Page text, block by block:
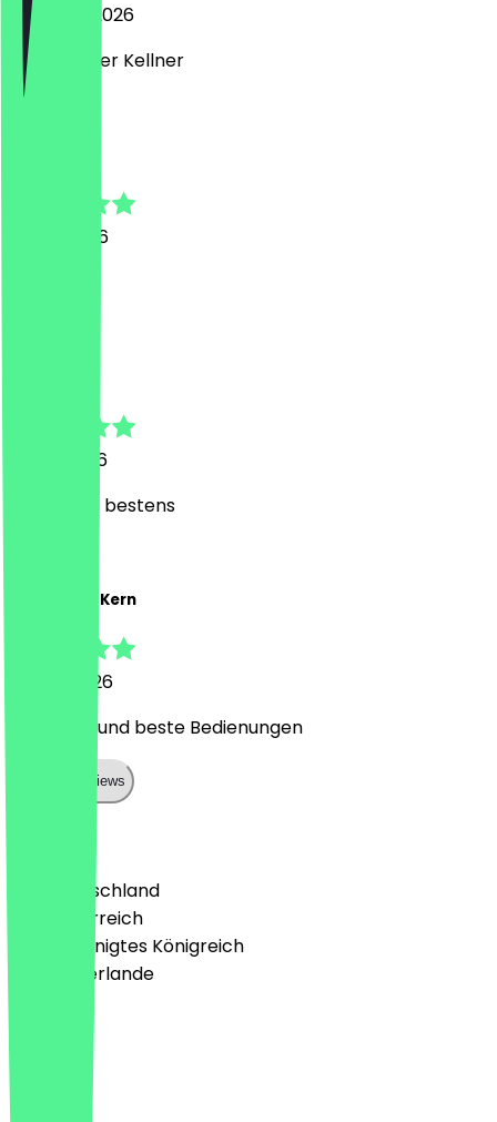
6. August 2026
Mega cooler Kellner
6. Juni 2026
3. Juni 2026
wie immer bestens
Maximilian Kern
22. Mai 2026
Beste Bar und beste Bedienungen
Show all reviews
🇩🇪 Deutschland
🇦🇹 Österreich
🇬🇧 Vereinigtes Königreich
🇳🇱 Niederlande
Deutsch
English